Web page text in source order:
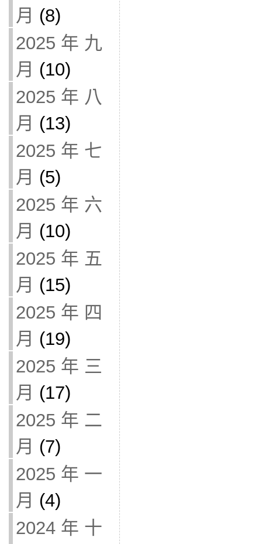
月 (8)
2025 年 九
月 (10)
2025 年 八
月 (13)
2025 年 七
月 (5)
2025 年 六
月 (10)
2025 年 五
月 (15)
2025 年 四
月 (19)
2025 年 三
月 (17)
2025 年 二
月 (7)
2025 年 一
月 (4)
2024 年 十